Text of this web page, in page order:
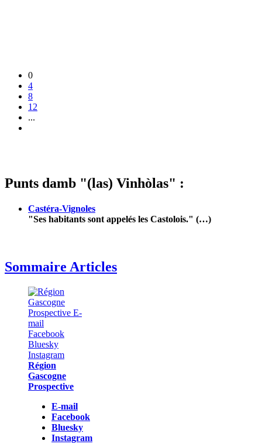
0
4
8
12
...
Punts damb "(las) Vinhòlas" :
Castéra-Vignoles
"Ses habitants sont appelés les Castolois." (…)
Sommaire Articles
Région
Gascogne
Prospective
E-mail
Facebook
Bluesky
Instagram